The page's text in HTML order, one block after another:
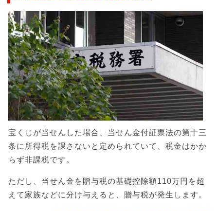
宝くじが当せんした場合、当せん金付証票法の第十三
条に所得税を課さないと定められていて、税金はかか
らず非課税です。
ただし、当せん金を贈与税の基礎控除額110万円を超
えて家族などに分け与えると、贈与税が発生します。